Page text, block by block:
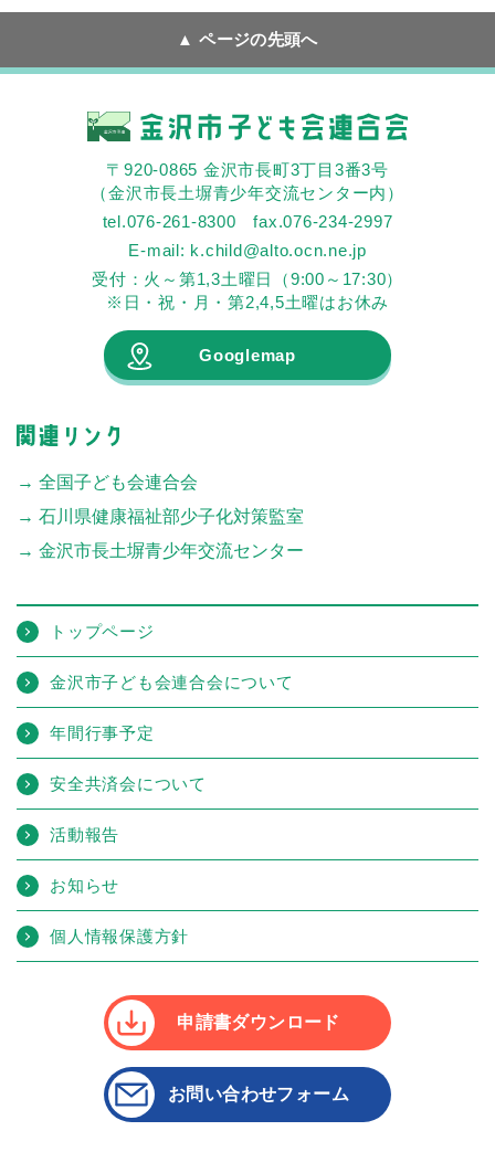
ページの先頭へ
〒920-0865 金沢市長町3丁目3番3号
（金沢市長土塀青少年交流センター内）
tel.076-261-8300 fax.076-234-2997
E-mail: k.child@alto.ocn.ne.jp
受付：火～第1,3土曜日（9:00～17:30）
※日・祝・月・第2,4,5土曜はお休み
Googlemap
全国子ども会連合会
石川県健康福祉部少子化対策監室
金沢市長土塀青少年交流センター
トップページ
金沢市子ども会連合会について
年間行事予定
安全共済会について
活動報告
お知らせ
個人情報保護方針
申請書ダウンロード
お問い合わせフォーム